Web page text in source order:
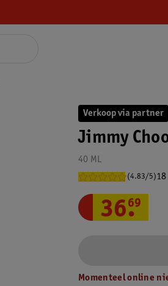
Verkoop via partner
Jimmy
40 ML
(4.83/5)
36.
69
Momenteel online